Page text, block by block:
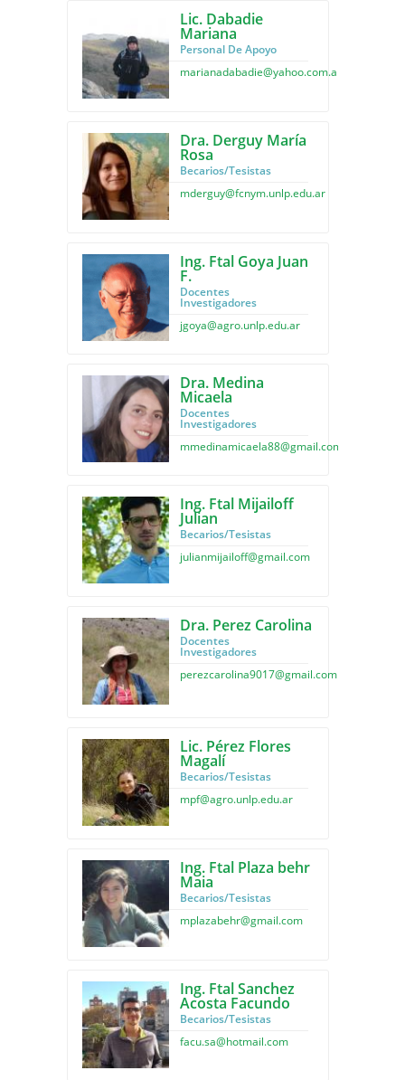
Lic. Dabadie
Mariana
Personal De Apoyo
marianadabadie@yahoo.com.ar
Dra. Derguy María
Rosa
Becarios/Tesistas
mderguy@fcnym.unlp.edu.ar
Ing. Ftal Goya Juan
F.
Docentes
Investigadores
jgoya@agro.unlp.edu.ar
Dra. Medina
Micaela
Docentes
Investigadores
mmedinamicaela88@gmail.com
Ing. Ftal Mijailoff
Julian
Becarios/Tesistas
julianmijailoff@gmail.com
Dra. Perez Carolina
Docentes
Investigadores
perezcarolina9017@gmail.com
Lic. Pérez Flores
Magalí
Becarios/Tesistas
mpf@agro.unlp.edu.ar
Ing. Ftal Plaza behr
Maia
Becarios/Tesistas
mplazabehr@gmail.com
Ing. Ftal Sanchez
Acosta Facundo
Becarios/Tesistas
facu.sa@hotmail.com